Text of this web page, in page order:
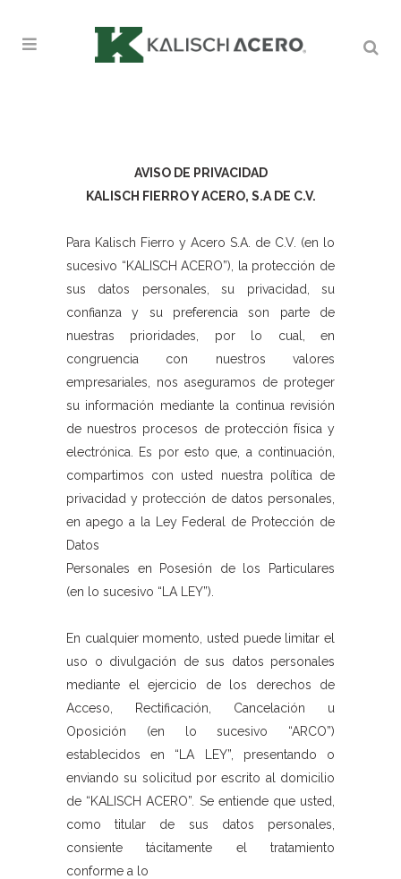
AVISO DE PRIVACIDAD
KALISCH FIERRO Y ACERO, S.A DE C.V.
Para Kalisch Fierro y Acero S.A. de C.V. (en lo
sucesivo “KALISCH ACERO”), la protección de
sus datos personales, su privacidad, su
confianza y su preferencia son parte de
nuestras prioridades, por lo cual, en
congruencia con nuestros valores
empresariales, nos aseguramos de proteger
su información mediante la continua revisión
de nuestros procesos de protección física y
electrónica. Es por esto que, a continuación,
compartimos con usted nuestra política de
privacidad y protección de datos personales,
en apego a la Ley Federal de Protección de
Datos
Personales en Posesión de los Particulares
(en lo sucesivo “LA LEY”).
En cualquier momento, usted puede limitar el
uso o divulgación de sus datos personales
mediante el ejercicio de los derechos de
Acceso, Rectificación, Cancelación u
Oposición (en lo sucesivo “ARCO”)
establecidos en “LA LEY”, presentando o
enviando su solicitud por escrito al domicilio
de “KALISCH ACERO”. Se entiende que usted,
como titular de sus datos personales,
consiente tácitamente el tratamiento
conforme a lo